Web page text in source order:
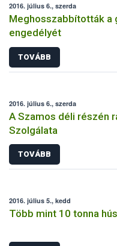
2016. július 6., szerda
Meghosszabbították a
engedélyét
TOVÁBB
2016. július 6., szerda
A Szamos déli részén
Szolgálata
TOVÁBB
2016. július 5., kedd
Több mint 10 tonna